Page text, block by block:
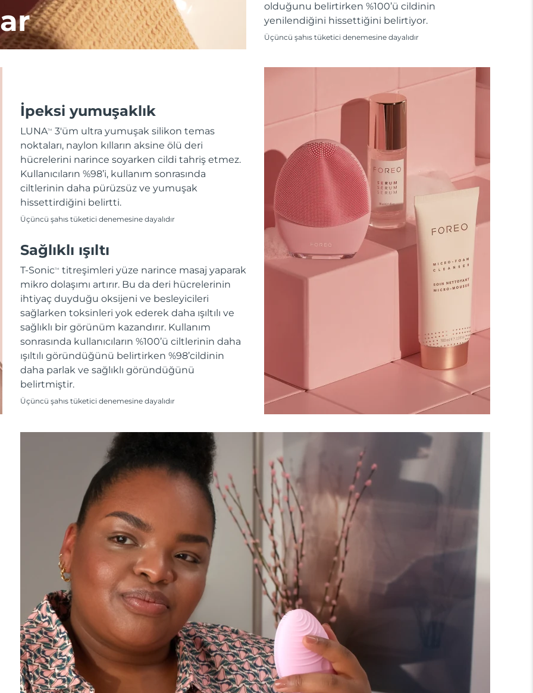
olduğunu belirtirken %100’ü cildinin
yenilendiğini hissettiğini belirtiyor.
Üçüncü şahıs tüketici denemesine dayalıdır
İpeksi yumuşaklık
LUNATM
3'üm ultra yumuşak silikon temas
noktaları, naylon kılların aksine ölü deri
hücrelerini narince soyarken cildi tahriş etmez.
Kullanıcıların %98’i, kullanım sonrasında
ciltlerinin daha pürüzsüz ve yumuşak
hissettirdiğini belirtti.
Üçüncü şahıs tüketici denemesine dayalıdır
Sağlıklı ışıltı
T-SonicTM
titreşimleri yüze narince masaj yaparak
mikro dolaşımı artırır. Bu da deri hücrelerinin
ihtiyaç duyduğu oksijeni ve besleyicileri
sağlarken toksinleri yok ederek daha ışıltılı ve
sağlıklı bir görünüm kazandırır. Kullanım
sonrasında kullanıcıların %100’ü ciltlerinin daha
ışıltılı göründüğünü belirtirken %98’cildinin
daha parlak ve sağlıklı göründüğünü
belirtmiştir.
Üçüncü şahıs tüketici denemesine dayalıdır